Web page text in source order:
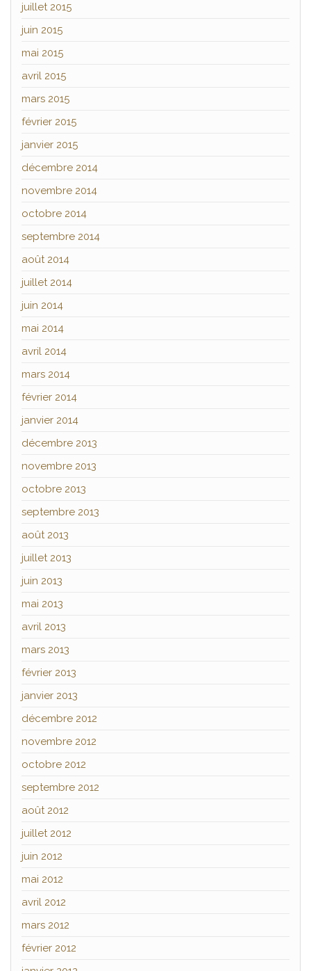
juillet 2015
juin 2015
mai 2015
avril 2015
mars 2015
février 2015
janvier 2015
décembre 2014
novembre 2014
octobre 2014
septembre 2014
août 2014
juillet 2014
juin 2014
mai 2014
avril 2014
mars 2014
février 2014
janvier 2014
décembre 2013
novembre 2013
octobre 2013
septembre 2013
août 2013
juillet 2013
juin 2013
mai 2013
avril 2013
mars 2013
février 2013
janvier 2013
décembre 2012
novembre 2012
octobre 2012
septembre 2012
août 2012
juillet 2012
juin 2012
mai 2012
avril 2012
mars 2012
février 2012